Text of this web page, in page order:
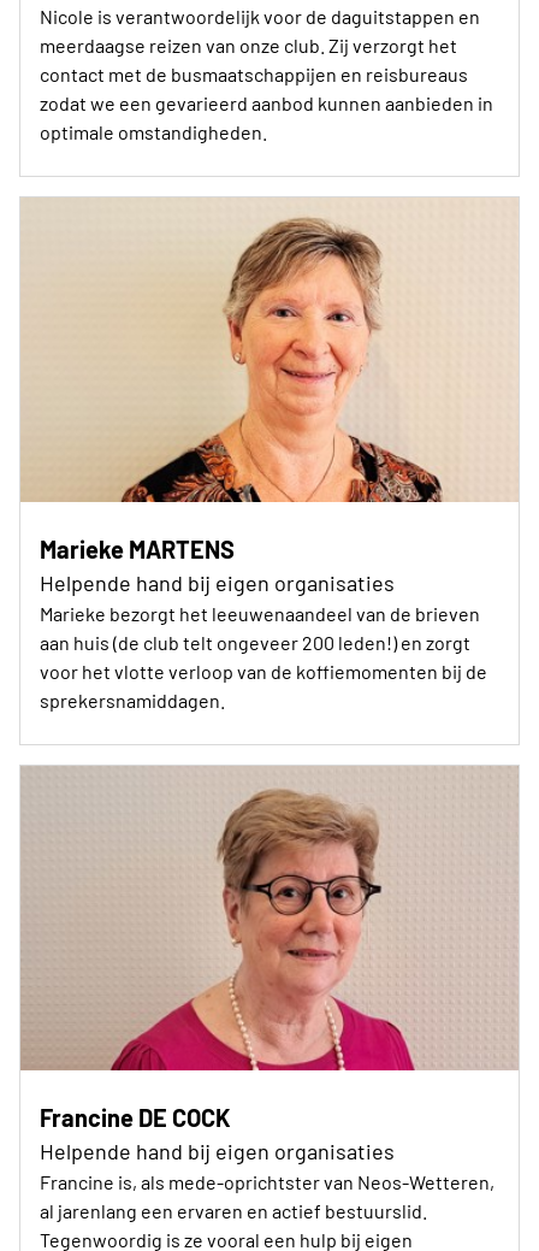
Nicole is verantwoordelijk voor de daguitstappen en
meerdaagse reizen van onze club. Zij verzorgt het
contact met de busmaatschappijen en reisbureaus
zodat we een gevarieerd aanbod kunnen aanbieden in
optimale omstandigheden.
Marieke MARTENS
Helpende hand bij eigen organisaties
Marieke bezorgt het leeuwenaandeel van de brieven
aan huis (de club telt ongeveer 200 leden!) en zorgt
voor het vlotte verloop van de koffiemomenten bij de
sprekersnamiddagen.
Francine DE COCK
Helpende hand bij eigen organisaties
Francine is, als mede-oprichtster van Neos-Wetteren,
al jarenlang een ervaren en actief bestuurslid.
Tegenwoordig is ze vooral een hulp bij eigen